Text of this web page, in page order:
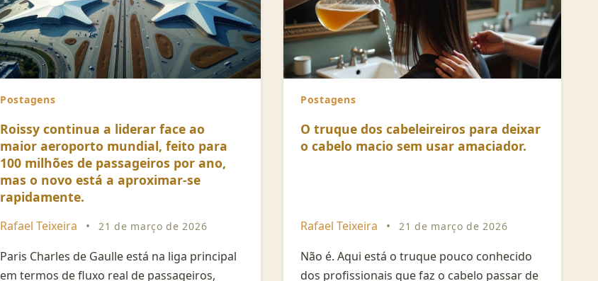
Postagens
Roissy continua a liderar face ao
maior aeroporto mundial, feito para
100 milhões de passageiros por ano,
mas o novo está a aproximar-se
rapidamente.
Rafael Teixeira • 21 de março de 2026
Paris Charles de Gaulle está na liga principal
em termos de fluxo real de passageiros,
Postagens
O truque dos cabeleireiros para deixar
o cabelo macio sem usar amaciador.
Rafael Teixeira • 21 de março de 2026
Não é. Aqui está o truque pouco conhecido
dos profissionais que faz o cabelo passar de